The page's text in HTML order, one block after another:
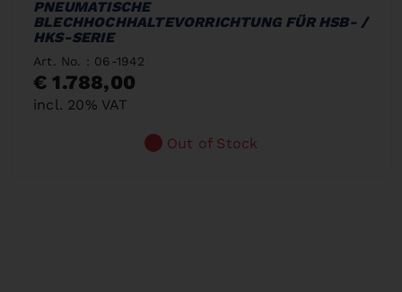
PNEUMATISCHE
BLECHHOCHHALTEVORRICHTUNG FÜR HSB- /
HKS-SERIE
Art. No. : 06-1942
€ 1.788,00
incl. 20% VAT
Out of Stock